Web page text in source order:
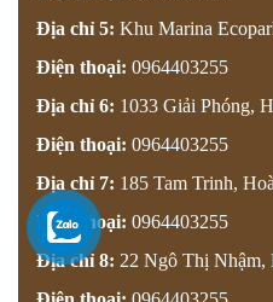
Địa chỉ 5: Khu Marina
Điện thoại: 0964403255
Địa chỉ 6: 1033 Giải Phóng,
Điện thoại: 0964403255
Địa chỉ 7: 185 Tam Trinh,
Điện thoại: 0964403255
Địa chỉ 8: 22 Ngô Thị
Điện thoại: 0964403255